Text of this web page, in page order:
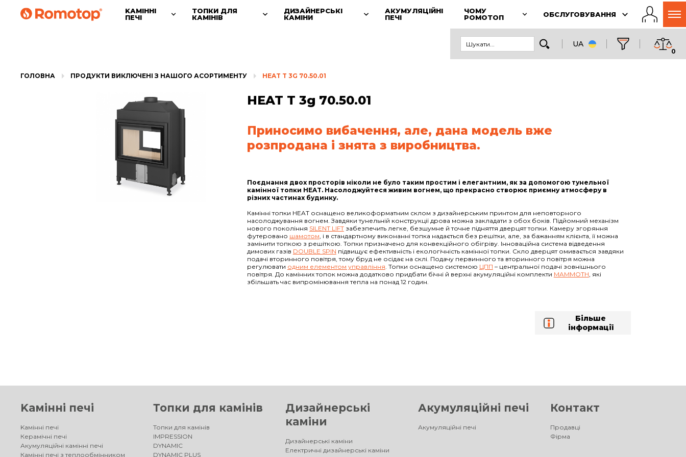
KАМІННІ
ПЕЧІ
ТОПКИ ДЛЯ
КАМІНІВ
ДИЗАЙНЕРСЬКІ
КАМІНИ
АКУМУЛЯЦІЙНІ
ПЕЧІ
ЧОМУ
РОМОТОП
ОБСЛУГОВУВАННЯ
UA
0
ГОЛОВНА ПРОДУКТИ ВИКЛЮЧЕНІ З НАШОГО АСОРТИМЕНТУ HEAT T 3G 70.50.01
HEAT T 3g 70.50.01
Приносимо вибачення, але, дана модель вже
розпродана і знята з виробництва.
Поєднання двох просторів ніколи не було таким простим і елегантним, як за допомогою тунельної
камінної топки HEAT. Насолоджуйтеся живим вогнем, що прекрасно створює приємну атмосферу в
різних частинах будинку.
Камінні топки HEAT оснащено великоформатним склом з дизайнерським принтом для неповторного
насолоджування вогнем. Завдяки тунельній конструкції дрова можна закладати з обох боків. Підйомний механізм
нового покоління SILENT LIFTзабезпечить легке, безшумне й точне підняття дверцят топки. Камеру згоряння
футеровано шамотом, і в стандартному виконанні топка надається без решітки, але, за бажанням клієнта, її можна
замінити топкою з решіткою. Топки призначено для конвекційного обігріву. Інноваційна система відведення
димових газів DOUBLE SPIN підвищує ефективність і екологічність камінної топки. Скло дверцят омивається завдяки
подачі вторинного повітря, тому бруд не осідає на склі. Подачу первинного та вторинного повітря можна
регулювати одним елементом управління. Топки оснащено системою ЦПП – центральної подачі зовнішнього
повітря. До камінних топок можна додатково придбати бічні й верхні акумуляційні комплекти MAMMOTH, які
збільшать час випромінювання тепла на понад 12 годин.
Більше
інформації
Kамінні печі
Kамінні печі
Керамічні печі
Акумуляційні камінні печі
Камінні печі з теплообмінником
Топки для камінів
Топки для камінів
IMPRESSION
DYNAMIC
DYNAMIC PLUS
Дизайнерські
каміни
Дизайнерські каміни
Електричні дизайнерські каміни
Акумуляційні печі
Акумуляційні печі
Контакт
Продавці
Фірма